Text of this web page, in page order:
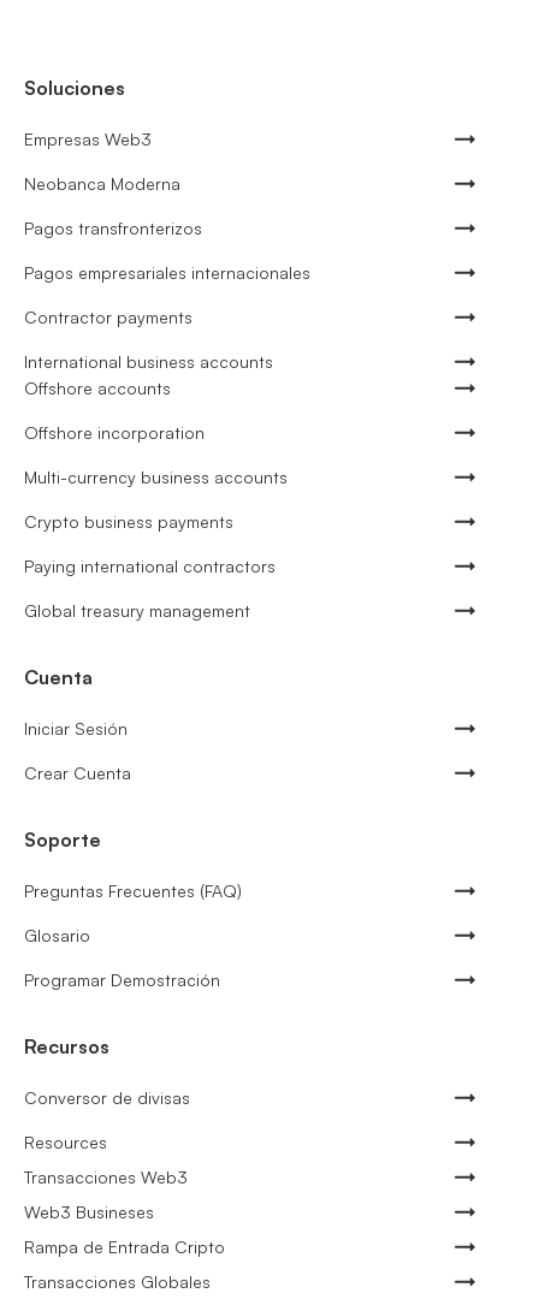
Soluciones
Empresas Web3
Neobanca Moderna
Pagos transfronterizos
Pagos empresariales internacionales
Contractor payments
International business accounts
Offshore accounts
Offshore incorporation
Multi-currency business accounts
Crypto business payments
Paying international contractors
Global treasury management
Cuenta
Iniciar Sesión
Crear Cuenta
Soporte
Preguntas Frecuentes (FAQ)
Glosario
Programar Demostración
Recursos
Conversor de divisas
Resources
Transacciones Web3
Web3 Busineses
Rampa de Entrada Cripto
Transacciones Globales